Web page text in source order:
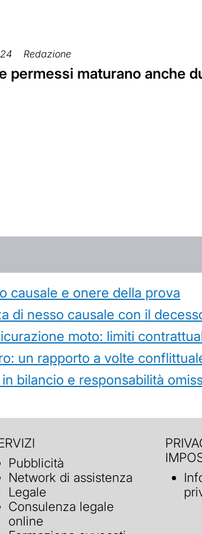
Redazione
permessi maturano anche
causale e onere della prova
di nesso causale con il
moto: limiti
un rapporto a volte
bilancio e responsabilità
Pubblicità
Network di assistenza
Legale
Consulenza legale
online